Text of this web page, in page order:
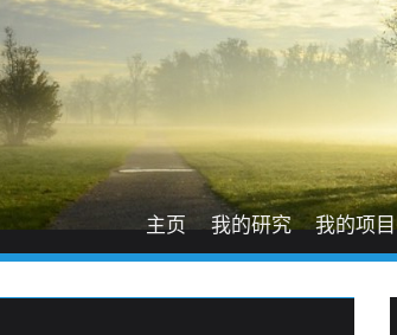
主页 我的研究 我的项目